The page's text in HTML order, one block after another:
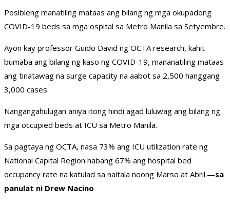
Posibleng manatiling mataas ang bilang ng mga okupadong
COVID-19 beds sa mga ospital sa Metro Manila sa Setyembre.
Ayon kay professor Guido David ng OCTA research, kahit
bumaba ang bilang ng kaso ng COVID-19, mananatiling mataas
ang tinatawag na surge capacity na aabot sa 2,500 hanggang
3,000 cases.
Nangangahulugan aniya itong hindi agad luluwag ang bilang ng
mga occupied beds at ICU sa Metro Manila.
Sa pagtaya ng OCTA, nasa 73% ang ICU utilization rate ng
National Capital Region habang 67% ang hospital bed
occupancy rate na katulad sa naitala noong Marso at Abril.—sa
panulat ni Drew Nacino